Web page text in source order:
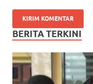
BERITA TERKINI